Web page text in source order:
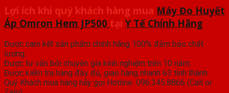
Lợi ích khi quý khách hàng mua Máy Đo Huyết
Áp Omron Hem JP500 tạiY Tế Chính Hãng
Được cam kết sản phẩm chính hãng 100% đảm bảo chất
lượng.
Được tư vấn bởi chuyên gia kinh nghiệm trên 10 năm.
Được kiểm tra hàng đầy đủ, giao hàng nhanh 63 tỉnh thành.
Quý Khách mua hàng hãy gọi Hotline: 096.345.8866 (Call or